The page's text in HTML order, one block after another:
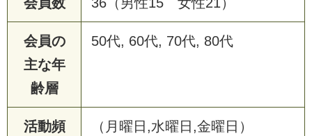
会員の
主な年
齢層
50代, 60代, 70代, 80代
活動頻
（月曜日,水曜日,金曜日）